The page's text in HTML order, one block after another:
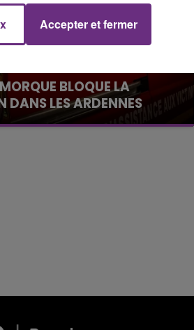
BLOQUE LA
DANS LES ARDENNES
s'est déclaré ce mercredi
OF DE LA FAMILLE
FM
Accepter et fermer